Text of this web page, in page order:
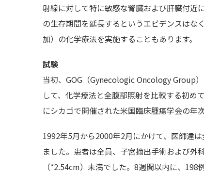
射線に対して特に敏感な腎臓および肝臓付近
の生存期間を延長するというエビデンスはな
加）の化学療法を実施することもあります。
試験
当初、GOG（Gynecologic Oncology Group
して、化学療法と全腹部照射を比較する初め
にシカゴで開催された米国臨床腫瘍学会の年
1992年5月から2000年2月にかけて、医師達
ました。患者は全員、子宮摘出手術および
（*2.54cm）未満でした。8週間以内に、